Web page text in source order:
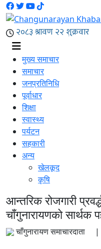
मुख्य समाचार
समाचार
जनप्रतिनिधि
पूर्वाधार
शिक्षा
स्वास्थ्य
पर्यटन
सहकारी
अन्य
खेलकूद
कृषि
आन्तरिक रोजगारी
चाँगुनारायणको सार्थक
चाँगुनारायण समाचारदाता